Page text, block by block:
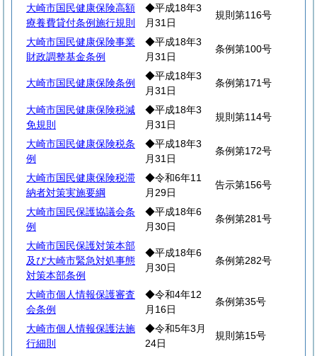
大崎市国民健康保険高額
療養費貸付条例施行規則
◆平成18年3
月31日
規則第116号
大崎市国民健康保険事業
財政調整基金条例
◆平成18年3
月31日
条例第100号
大崎市国民健康保険条例
◆平成18年3
月31日
条例第171号
大崎市国民健康保険税減
免規則
◆平成18年3
月31日
規則第114号
大崎市国民健康保険税条
例
◆平成18年3
月31日
条例第172号
大崎市国民健康保険税滞
納者対策実施要綱
◆令和6年11
月29日
告示第156号
大崎市国民保護協議会条
例
◆平成18年6
月30日
条例第281号
大崎市国民保護対策本部
及び大崎市緊急対処事態
対策本部条例
◆平成18年6
月30日
条例第282号
大崎市個人情報保護審査
会条例
◆令和4年12
月16日
条例第35号
大崎市個人情報保護法施
行細則
◆令和5年3月
24日
規則第15号